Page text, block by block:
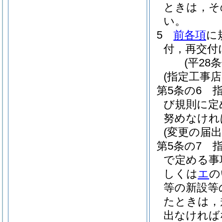
ときは，
い。
5
前各項に
付，再交
(平28
(指定工事
第5条の6
び規則に
努めなけ
(変更の届
第5条の7
で定める
しくはエ
等の新設
たときは
出なけれ